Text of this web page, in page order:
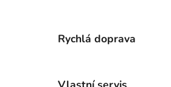
Rychlá doprava